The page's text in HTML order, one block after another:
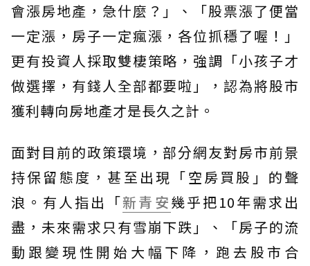
會漲房地產，急什麼？」、「股票漲了便當
一定漲，房子一定瘋漲，各位抓穩了喔！」
更有投資人採取雙棲策略，強調「小孩子才
做選擇，有錢人全部都要啦」，認為將股市
獲利轉向房地產才是長久之計。
面對目前的政策環境，部分網友對房市前景
持保留態度，甚至出現「空房買股」的聲
浪。有人指出「新青安幾乎把10年需求出
盡，未來需求只有雪崩下跌」、「房子的流
動跟變現性開始大幅下降，跑去股市合